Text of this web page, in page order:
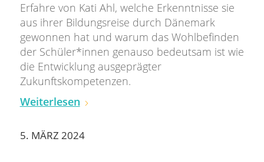
Erfahre von Kati Ahl, welche Erkenntnisse sie
aus ihrer Bildungsreise durch Dänemark
gewonnen hat und warum das Wohlbefinden
der Schüler*innen genauso bedeutsam ist wie
die Entwicklung ausgeprägter
Zukunftskompetenzen.
Weiterlesen
5. MÄRZ 2024